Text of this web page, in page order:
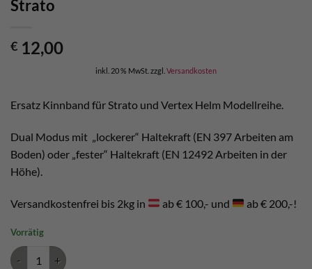
Strato
€ 12,00
inkl. 20 % MwSt. zzgl. Versandkosten
Ersatz Kinnband für Strato und Vertex Helm Modellreihe.
Dual Modus mit „lockerer“ Haltekraft (EN 397 Arbeiten am
Boden) oder „fester“ Haltekraft (EN 12492 Arbeiten in der
Höhe).
Versandkostenfrei bis 2kg in ab € 100,- und ab € 200,-!
Vorrätig
Petzl Dual Kinnband für Vertex und Strato Menge